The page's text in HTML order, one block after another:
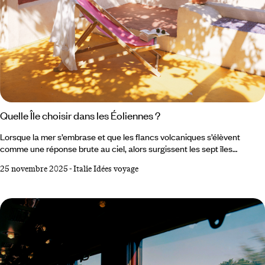
Quelle Île choisir dans les Éoliennes ?
Lorsque la mer s’embrase et que les flancs volcaniques s’élèvent
comme une réponse brute au ciel, alors surgissent les sept îles
archipel de feu, de brume et de turquoise, où l’horizon semble respirer.
ancien que soi, un mélange de géologie vivante, de mémoire humaine
et de lenteur méditerranéenne.
25 novembre 2025-Italie Idées voyage